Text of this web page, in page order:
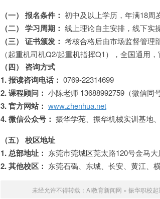
（一） 报名条件： 初中及以上学历，年满18周
（二） 学习周期： 线上理论自主安排，线下实
（三） 证书颁发： 考核合格后由市场监督管理
（起重机司机Q2/起重机指挥Q1），全国通用，
（四） 咨询方式
1. 报读咨询电话： 0769-22314699
2. 课程顾问： 小陈老师 13688992759（微信同号
3. 官方网站： www.zhenhua.net
4. 微信公众号： 振华学苑、振华机械实训基地
（五） 校区地址
1. 总部地址： 东莞市莞城区莞太路120号金马大
2. 其他校区： 东莞石碣、东城、长安、黄江、
未经允许不得转载： AI教育新闻网 » 振华职校